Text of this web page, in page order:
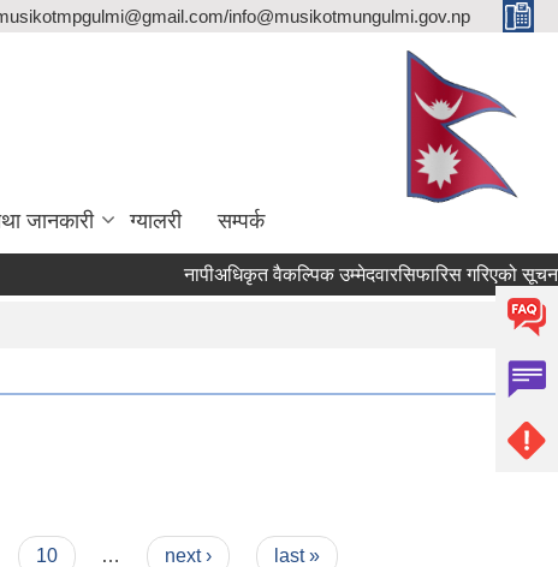
info@musikotmungulmi.gov.np
जानकारी ग्यालरी सम्पर्क
नापीअधिकृत वैकल्पिक उम्मेदवारसिफारिस गरिएको सूचना।
10 … next › last »